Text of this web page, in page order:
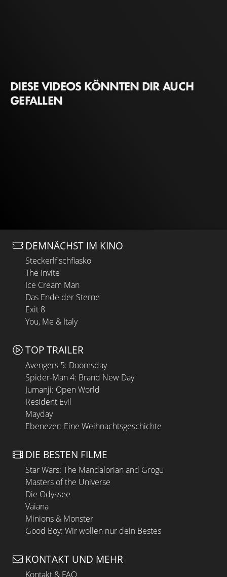
DIESE VIDEOS KÖNNTEN DIR AUCH
GEFALLEN
DEMNÄCHST IM KINO
Steckerlfischfiasko
The Invite
Ice Cream Man
Das Ende der Sterne
Exit 8
You, Me & Italy
TOP TRAILER
Avengers 5: Doomsday
Spider-Man 4: Brand New Day
Jumanji: Open World
Resident Evil
Mayday
Ebenezer: Eine Weihnachtsgeschichte
DIE BESTEN FILME
Star Wars: The Mandalorian and Grogu
Masters of the Universe
Die Odyssee
Vaiana
Minions & Monster
Good Boy: Wir wollen nur dein Bestes
KONTAKT UND MEHR
Kontakt & FAQ